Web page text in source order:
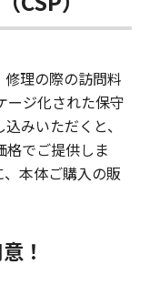
理の際の訪問料
ージ化された保守
みいただくと、
格でご提供しま
本体ご購入の販
！